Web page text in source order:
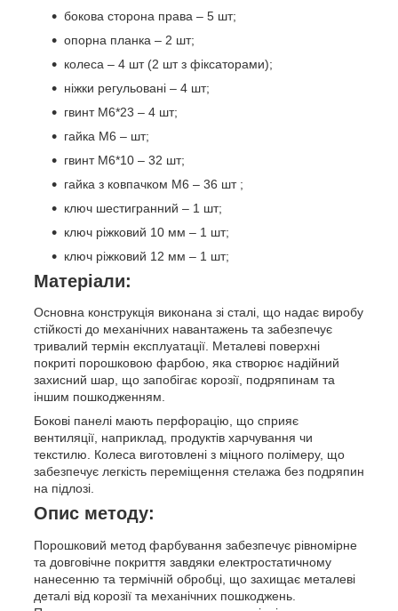
бокова сторона права – 5 шт;
опорна планка – 2 шт;
колеса – 4 шт (2 шт з фіксаторами);
ніжки регульовані – 4 шт;
гвинт М6*23 – 4 шт;
гайка М6 – шт;
гвинт М6*10 – 32 шт;
гайка з ковпачком М6 – 36 шт ;
ключ шестигранний – 1 шт;
ключ ріжковий 10 мм – 1 шт;
ключ ріжковий 12 мм – 1 шт;
Матеріали:
Основна конструкція виконана зі сталі, що надає виробу
стійкості до механічних навантажень та забезпечує
тривалий термін експлуатації. Металеві поверхні
покриті порошковою фарбою, яка створює надійний
захисний шар, що запобігає корозії, подряпинам та
іншим пошкодженням.
Бокові панелі мають перфорацію, що сприяє
вентиляції, наприклад, продуктів харчування чи
текстилю. Колеса виготовлені з міцного полімеру, що
забезпечує легкість переміщення стелажа без подряпин
на підлозі.
Опис методу:
Порошковий метод фарбування забезпечує рівномірне
та довговічне покриття завдяки електростатичному
нанесенню та термічній обробці, що захищає металеві
деталі від корозії та механічних пошкоджень.